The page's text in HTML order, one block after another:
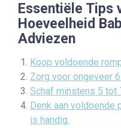
Essentiële Tips
Hoeveelheid
Adviezen
Koop voldoende
Zorg voor ongeveer
Schaf minstens 5 tot
Denk aan voldoende
is handig.